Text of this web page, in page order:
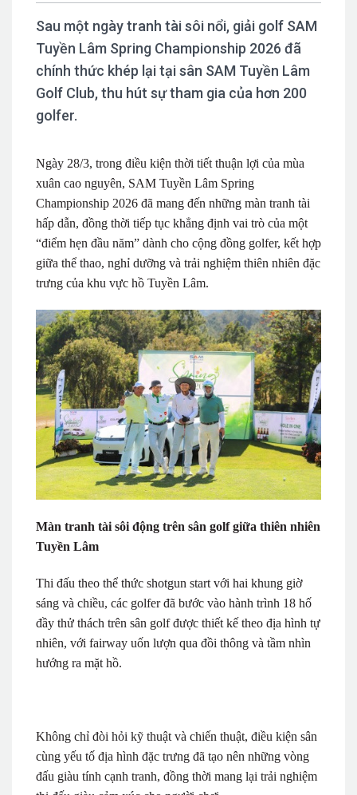
Sau một ngày tranh tài sôi nổi, giải golf SAM
Tuyền Lâm Spring Championship 2026 đã
chính thức khép lại tại sân SAM Tuyền Lâm
Golf Club, thu hút sự tham gia của hơn 200
golfer.
Ngày 28/3, trong điều kiện thời tiết thuận lợi của mùa
xuân cao nguyên, SAM Tuyền Lâm Spring
Championship 2026 đã mang đến những màn tranh tài
hấp dẫn, đồng thời tiếp tục khẳng định vai trò của một
“điểm hẹn đầu năm” dành cho cộng đồng golfer, kết hợp
giữa thể thao, nghỉ dưỡng và trải nghiệm thiên nhiên đặc
trưng của khu vực hồ Tuyền Lâm.
Màn tranh tài sôi động trên sân golf giữa thiên nhiên
Tuyền Lâm
Thi đấu theo thể thức shotgun start với hai khung giờ
sáng và chiều, các golfer đã bước vào hành trình 18 hố
đầy thử thách trên sân golf được thiết kế theo địa hình tự
nhiên, với fairway uốn lượn qua đồi thông và tầm nhìn
hướng ra mặt hồ.
Không chỉ đòi hỏi kỹ thuật và chiến thuật, điều kiện sân
cùng yếu tố địa hình đặc trưng đã tạo nên những vòng
đấu giàu tính cạnh tranh, đồng thời mang lại trải nghiệm